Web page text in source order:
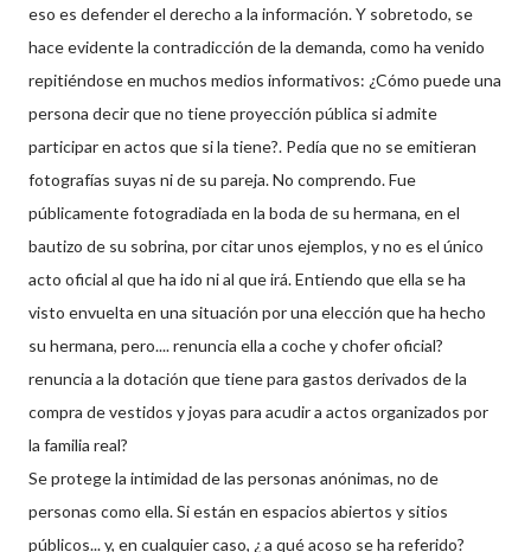
eso es defender el derecho a la información. Y sobretodo, se
hace evidente la contradicción de la demanda, como ha venido
repitiéndose en muchos medios informativos: ¿Cómo puede una
persona decir que no tiene proyección pública si admite
participar en actos que si la tiene?. Pedía que no se emitieran
fotografías suyas ni de su pareja. No comprendo. Fue
públicamentefotogradiada en la boda de su hermana, en el
bautizo de su sobrina, por citar unos ejemplos, y no es el único
acto oficial al que ha ido ni al que irá. Entiendo que ella se ha
visto envuelta en una situación por una elección que ha hecho
su hermana, pero.... renuncia ella a coche y chofer oficial?
renuncia a la dotación que tiene para gastos derivados de la
compra de vestidos y joyas para acudir a actos organizados por
la familia real?
Se protege la intimidad de las personas anónimas, no de
personas como ella. Siestán en espacios abiertos y sitios
públicos... y, en cualquier caso, ¿ a qué acoso se ha referido?